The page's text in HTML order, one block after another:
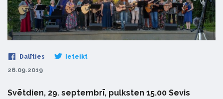
Dalīties Ieteikt
26.09.2019
Svētdien, 29. septembrī, pulksten 15.00 Sevis